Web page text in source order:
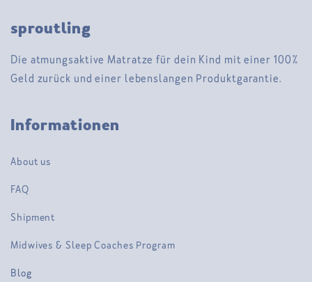
sproutling
Die atmungsaktive Matratze für dein Kind mit einer 100%
Geld zurück und einer lebenslangen Produktgarantie.
Informationen
About us
FAQ
Shipment
Midwives & Sleep Coaches Program
Blog